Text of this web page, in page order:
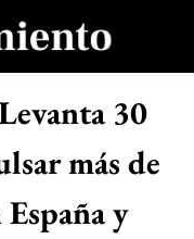
30
más de
y